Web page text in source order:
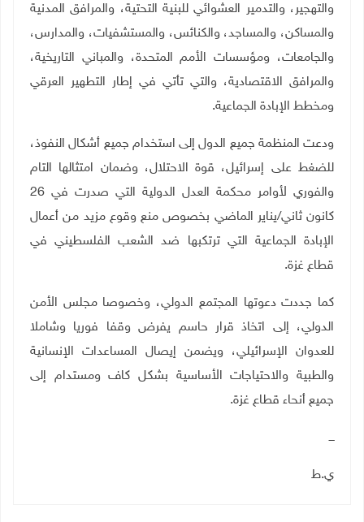
والتهجير، والتدمير العشوائي للبنية التحتية، والمرافق المدنية
والمساكن، والمساجد، والكنائس، والمستشفيات، والمدارس،
والجامعات، ومؤسسات الأمم المتحدة، والمباني التاريخية،
والمرافق الاقتصادية، والتي تأتي في إطار التطهير العرقي
ومخطط الإبادة الجماعية.
ودعت المنظمة جميع الدول إلى استخدام جميع أشكال النفوذ،
للضغط على إسرائيل، قوة الاحتلال، وضمان امتثالها التام
والفوري لأوامر محكمة العدل الدولية التي صدرت في 26
كانون ثاني/يناير الماضي بخصوص منع وقوع مزيد من أعمال
الإبادة الجماعية التي ترتكبها ضد الشعب الفلسطيني في
قطاع غزة.
كما جددت دعوتها المجتمع الدولي، وخصوصا مجلس الأمن
الدولي، إلى اتخاذ قرار حاسم يفرض وقفا فوريا وشاملا
للعدوان الإسرائيلي، ويضمن إيصال المساعدات الإنسانية
والطبية والاحتياجات الأساسية بشكل كاف ومستدام إلى
جميع أنحاء قطاع غزة.
ـــ
ي.ط